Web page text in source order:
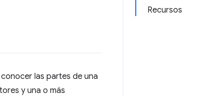
Recursos
las partes de una
y una o más